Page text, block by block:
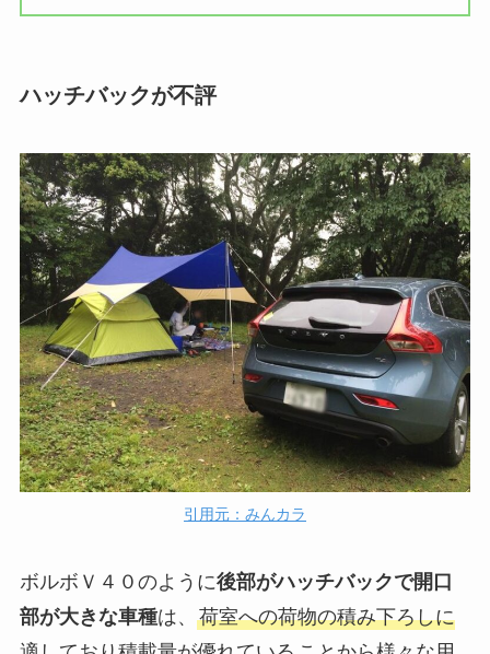
ハッチバックが不評
引用元：みんカラ
ボルボＶ４０のように後部がハッチバックで開口
部が大きな車種は、 荷室への荷物の積み下ろしに